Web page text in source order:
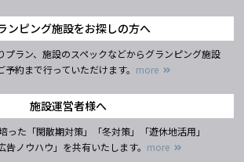
ンピング施設をお探しの方へ
プラン、施設のスペックなどからグランピング施設
約まで行っていただけます。 more
施設運営者様へ
った「閑散期対策」「冬対策」「遊休地活用」
告ノウハウ」を共有いたします。 more